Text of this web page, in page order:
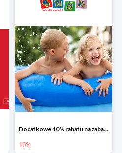
Dodatkowe 10% rabatu na zabawki ogrodowe i baseny
10%